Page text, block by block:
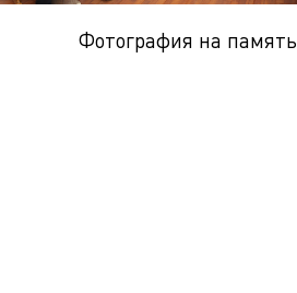
Фотография на память